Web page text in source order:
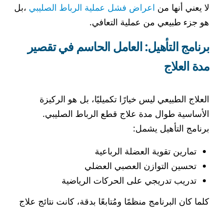
لا يعني أنها من اعراض فشل عملية الرباط الصليبي ،بل
هو جزء طبيعي من عملية التعافي.
برنامج التأهيل: العامل الحاسم في تقصير
مدة العلاج
العلاج الطبيعي ليس خيارًا تكميليًا، بل هو الركيزة
الأساسية طوال مدة علاج قطع الرباط الصليبي.
برنامج التأهيل يشمل:
تمارين تقوية العضلة الرباعية
تحسين التوازن العصبي العضلي
تدريب تدريجي على الحركات الرياضية
كلما كان البرنامج منظمًا ومُتابعًا بدقة، كانت نتائج علاج